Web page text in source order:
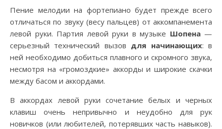
Пение мелодии на фортепиано будет прежде всего
отличаться по звуку (весу пальцев) от аккомпанемента
левой руки. Партия левой руки в музыке Шопена—
серьезный технический вызов для начинающих: в
ней необходимо добиться плавного и скромного звука,
несмотря на «громоздкие» аккорды и широкие скачки
между басом и аккордами.
В аккордах левой руки сочетание белых и черных
клавиш очень непривычно и неудобно для рук
новичков (или любителей, потерявших часть навыков).